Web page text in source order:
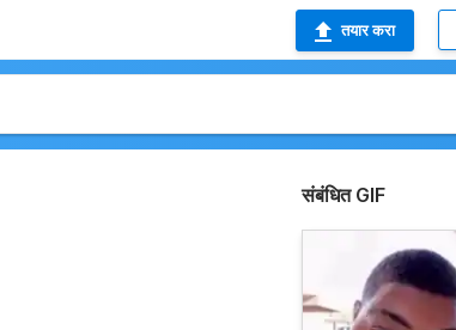
तयार करा
संबंधित GIF